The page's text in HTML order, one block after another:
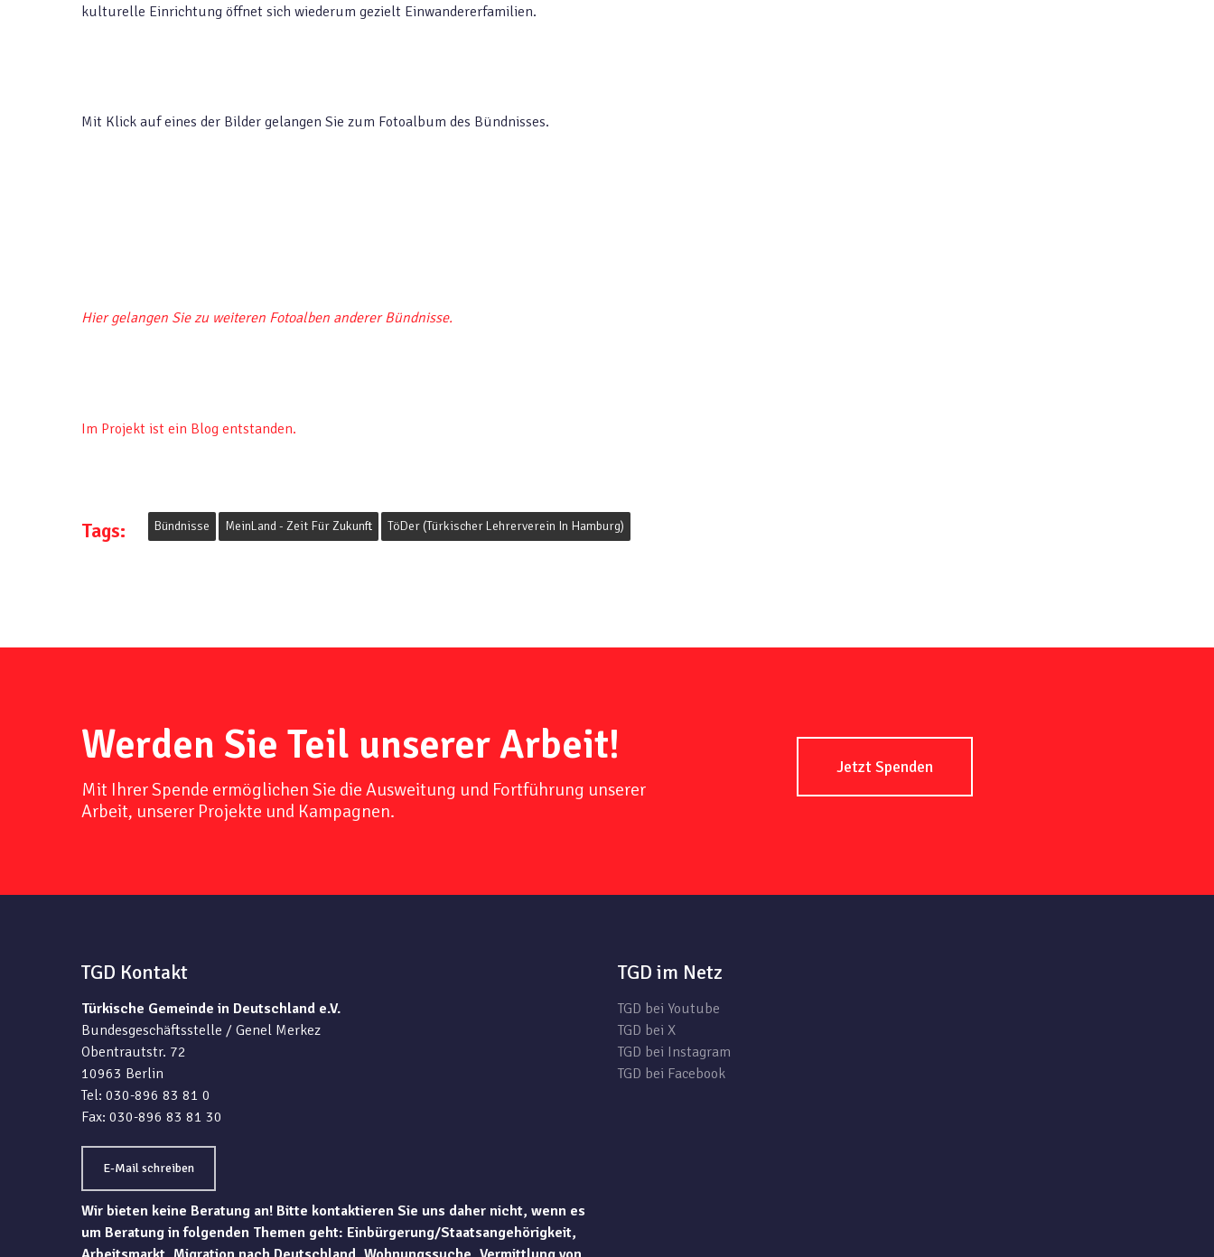
kulturelle Einrichtung öffnet sich wiederum gezielt Einwandererfamilien.
Mit Klick auf eines der Bilder gelangen Sie zum Fotoalbum des Bündnisses.
Hier gelangen Sie zu weiteren Fotoalben anderer Bündnisse.
Im Projekt ist ein Blog entstanden.
Tags: Bündnisse MeinLand - Zeit Für Zukunft TöDer (Türkischer Lehrerverein In Hamburg)
Werden Sie Teil unserer Arbeit!
Mit Ihrer Spende ermöglichen Sie die Ausweitung und Fortführung unserer
Arbeit, unserer Projekte und Kampagnen.
Jetzt Spenden
TGD Kontakt
Türkische Gemeinde in Deutschland e.V.
Bundesgeschäftsstelle / Genel Merkez
Obentrautstr. 72
10963 Berlin
Tel: 030-896 83 81 0
Fax: 030-896 83 81 30
E-Mail schreiben
Wir bieten keine Beratung an! Bitte kontaktieren Sie uns daher nicht, wenn es
um Beratung in folgenden Themen geht: Einbürgerung/Staatsangehörigkeit,
TGD im Netz
TGD bei Youtube
TGD bei X
TGD bei Instagram
TGD bei Facebook